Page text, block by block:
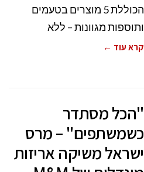
הכוללת 5 מוצרים בטעמים
ותוספות מגוונות – ללא
קרא עוד ←
"הכל מסתדר
כשמשתפים" – מרס
ישראל משיקה אריזות